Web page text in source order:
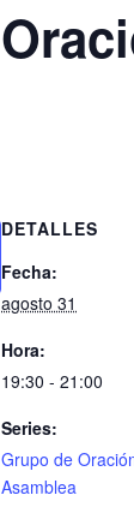
DETALLES
Fecha:
agosto 31
Hora:
19:30 - 21:00
Series:
Grupo de
Asamblea